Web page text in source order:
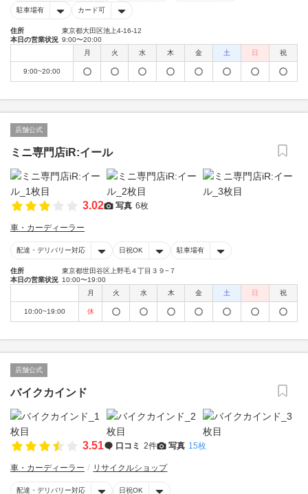
駐車場有 カード可
住所
東京都大田区池上4-16-12
本日の営業状況 9:00〜20:00
月
火 水 木 金 土 日 祝
9:00~20:00
店舗公式
ミニ専門店iR:イール
3.02 写真 6枚
車・カーディーラー
配達・デリバリー対応 日祝OK 駐車場有
住所
東京都世田谷区上野毛４丁目３９−７
本日の営業状況 10:00〜19:00
月
火 水 木 金 土 日 祝
10:00~19:00 休
店舗公式
バイクカインド
3.51 口コミ 2件 写真 15枚
車・カーディーラー リサイクルショップ
配達・デリバリー対応 日祝OK